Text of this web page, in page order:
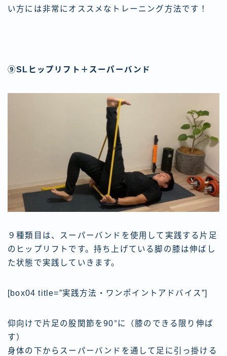
い方には非常にオススメなトレーニング方法です！
⑨SLヒップリフト＋スーパーバンド
９種類目は、スーパーバンドを使用して実践する片足
のヒップリフトです。持ち上げている脚の膝は伸ばし
た状態で実践していきます。
[box04 title=”実践方法・ワンポイントアドバイス”]
仰向けで片足の股関節を90°に（膝のできる限り伸ば
す）
身体の下からスーパーバンドを通して足に引っ掛ける